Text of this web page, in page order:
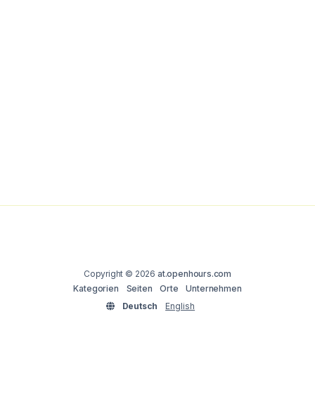
Copyright © 2026 at.openhours.com
Kategorien
Seiten Orte
Unternehmen
Deutsch
English